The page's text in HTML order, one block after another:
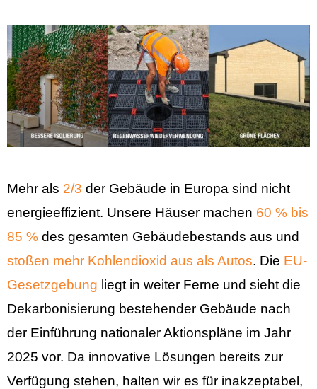
Mehr als 2/3 der Gebäude in Europa sind nicht
energieeffizient. Unsere Häuser machen 60 % bis
85 % des gesamten Gebäudebestands aus und
stoßen mehr Kohlendioxid aus als Autos. Die EU-
Gesetzgebung liegt in weiter Ferne und sieht die
Dekarbonisierung bestehender Gebäude nach
der Einführung nationaler Aktionspläne im Jahr
2025 vor. Da innovative Lösungen bereits zur
Verfügung stehen, halten wir es für inakzeptabel,